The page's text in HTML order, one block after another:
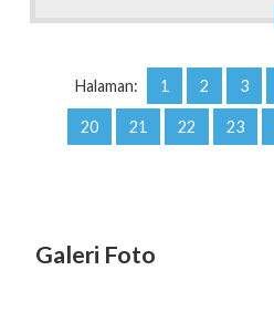
Halaman: 1 2 3
20 21 22 23
Galeri Foto